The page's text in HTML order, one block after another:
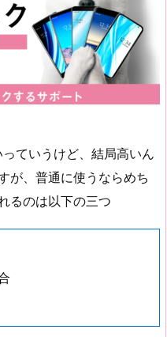
ていうけど、結局高いん
が、普通に使うならめち
るのは以下の三つ